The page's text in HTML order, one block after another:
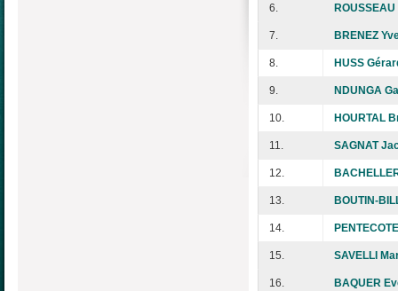
6.
7. BRENEZ
8. HUSS
9. NDUNGA
10. HOURTAL
11. SAGNAT
12.
13. BOUTIN-
14.
15. SAVELLI
16. BAQUER